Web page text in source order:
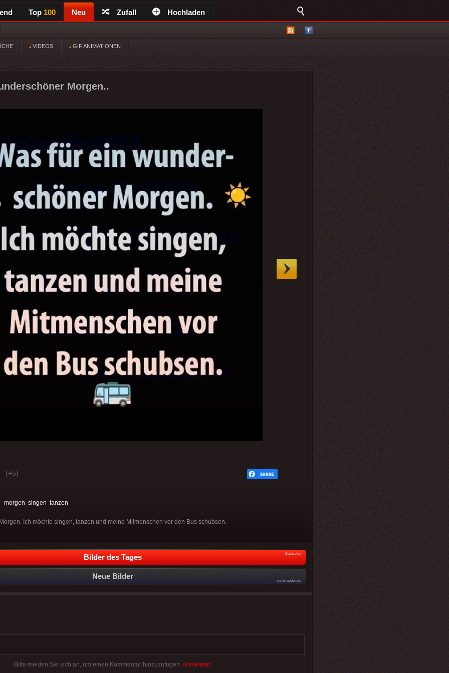
Top 100 Neu Zufall Hochladen
VIDEOS GIF ANIMATIONEN
Morgen..
(+5)
morgen singen tanzen
Ich möchte singen, tanzen und meine Mitmenschen vor den Bus schubsen.
Bilder des Tages Startseite
Neue Bilder
nicht moderiert
Bitte melden Sie sich an, um einen Kommentar hinzuzufügen. Anmelden